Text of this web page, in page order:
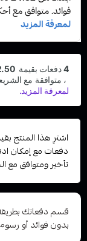
اشترِ هذا المنتج بقيمة
دفعات مع إمكان
تأخير ومتوافق مع
بدون فوائد أو